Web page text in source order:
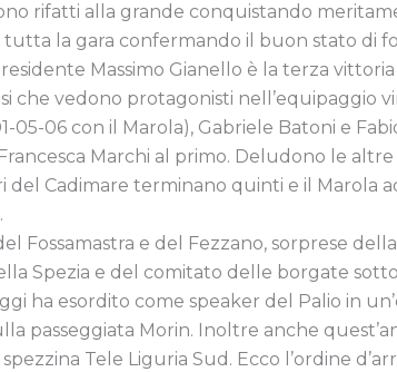
rifatti alla grande conquistando
la gara confermando il buon stato di
Massimo Gianello è la terza
vedono protagonisti nell’equipaggio
05-06 con il Marola), Gabriele Batoni e
Marchi al primo. Deludono le
Cadimare terminano quinti e il Marola
Fossamastra e del Fezzano, sorprese
Spezia e del comitato delle borgate
ha esordito come speaker del Palio in
passeggiata Morin. Inoltre anche
Tele Liguria Sud. Ecco l’ordine